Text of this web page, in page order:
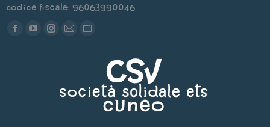
Codice Fiscale: 96063990046
Find us on:
Facebook
YouTubeInstagram
new new
opens
in